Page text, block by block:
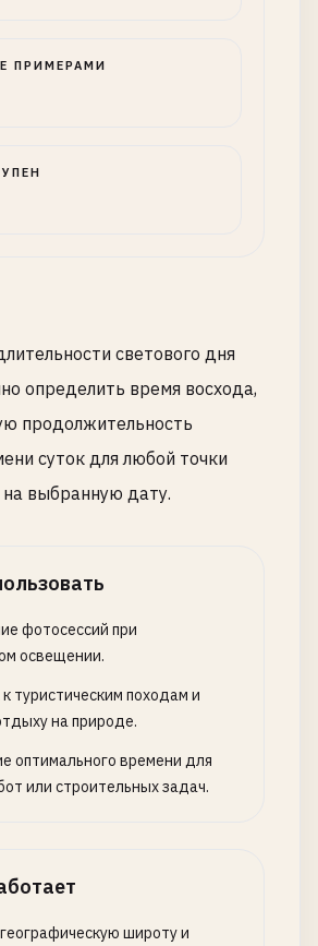
ПРИМЕРАМИ
светового дня
определить время восхода,
продолжительность
суток для любой точки
выбранную дату.
фотосессий при
освещении.
туристическим походам и
на природе.
оптимального времени для
или строительных задач.
широту и